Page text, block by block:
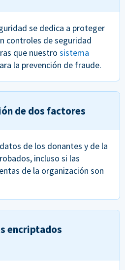
se dedica a proteger
controles de seguridad
que nuestro sistema
la prevención de fraude.
de dos factores
de los donantes y de la
incluso si las
de la organización son
encriptados